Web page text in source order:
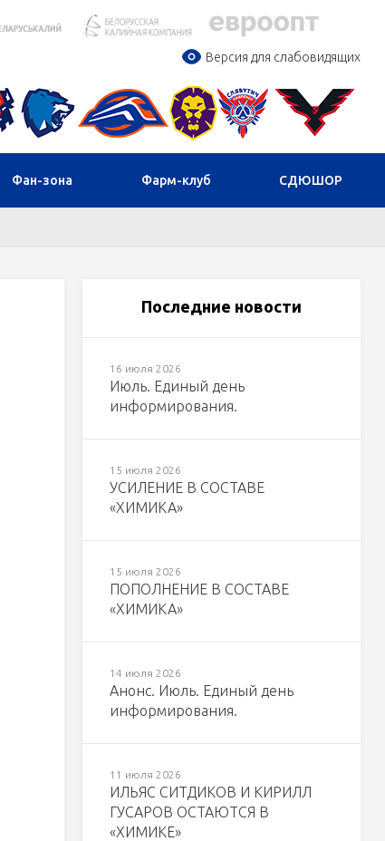
Версия для слабовидящих
Фан-зона Фарм-клуб СДЮШОР
Последние новости
16 июля 2026
Июль. Единый день
информирования.
15 июля 2026
УСИЛЕНИЕ В СОСТАВЕ
«ХИМИКА»
15 июля 2026
ПОПОЛНЕНИЕ В СОСТАВЕ
«ХИМИКА»
14 июля 2026
Анонс. Июль. Единый день
информирования.
11 июля 2026
ИЛЬЯС СИТДИКОВ И КИРИЛЛ
ГУСАРОВ ОСТАЮТСЯ В
«ХИМИКЕ»